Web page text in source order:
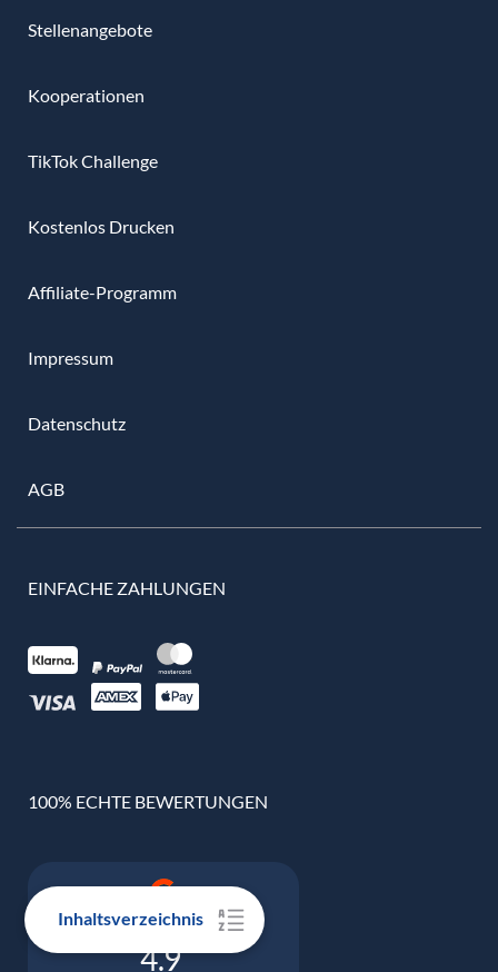
Inhaltsverzeichnis
Stellenangebote
Kooperationen
TikTok Challenge
Kostenlos Drucken
Affiliate-Programm
Impressum
Datenschutz
AGB
EINFACHE ZAHLUNGEN
100% ECHTE BEWERTUNGEN
Google Bewertung
4.9